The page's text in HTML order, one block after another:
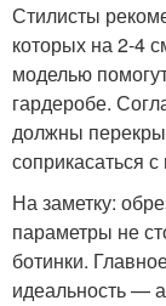
Стилисты
которых на 2-4
моделью
гардеробе.
должны
соприкасаться
На заметку:
параметры не
ботинки.
идеальность —